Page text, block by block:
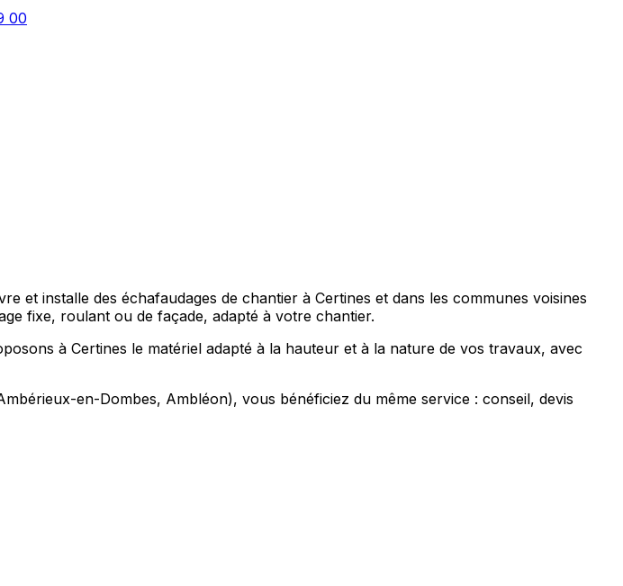
00
et installe des échafaudages de chantier à Certines et dans les communes voisines
fixe, roulant ou de façade, adapté à votre chantier.
à Certines le matériel adapté à la hauteur et à la nature de vos travaux, avec
en-Dombes, Ambléon), vous bénéficiez du même service : conseil, devis